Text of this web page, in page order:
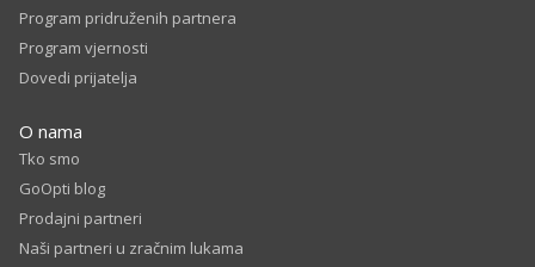
Program pridruženih partnera
Program vjernosti
Dovedi prijatelja
O nama
Tko smo
GoOpti blog
Prodajni partneri
Naši partneri u zračnim lukama